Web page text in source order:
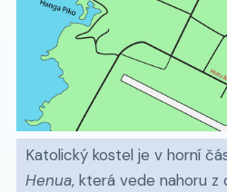
Katolický kostel je v horní
Henua, která vede nahoru z